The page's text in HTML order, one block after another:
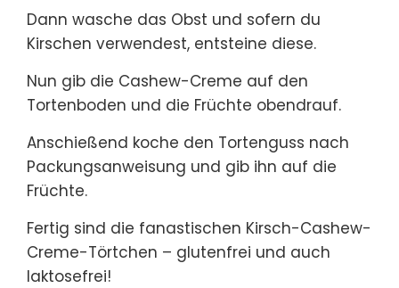
Dann wasche das Obst und sofern du
Kirschen verwendest, entsteine diese.
Nun gib die Cashew-Creme auf den
Tortenboden und die Früchte obendrauf.
Anschießend koche den Tortenguss nach
Packungsanweisung und gib ihn auf die
Früchte.
Fertig sind die fanastischen Kirsch-Cashew-
Creme-Törtchen – glutenfrei und auch
laktosefrei!